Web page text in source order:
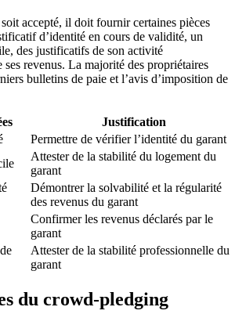
accepté, il doit fournir certaines pièces
d’identité en cours de validité, un
des justificatifs de son activité
ses revenus. La majorité des propriétaires
bulletins de paie et l’avis d’imposition de
Justification
Permettre de vérifier l’identité du garant
Attester de la stabilité du logement du
garant
Démontrer la solvabilité et la régularité
des revenus du garant
Confirmer les revenus déclarés par le
garant
Attester de la stabilité professionnelle du
garant
du crowd-pledging